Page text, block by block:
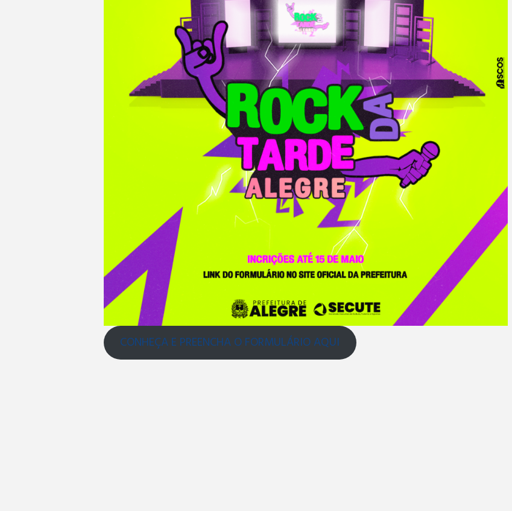
CONHEÇA E PREENCHA O FORMULÁRIO AQUI